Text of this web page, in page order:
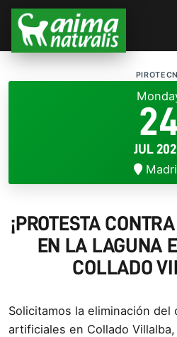
JUL
¡PROTESTA
EN LA LAGUNA
COLLADO
Solicitamos la eliminación del
artificiales en Collado